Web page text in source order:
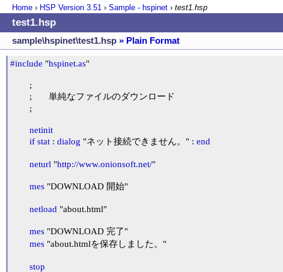
Home › HSP Version 3.51 › Sample - hspinet › test1.hsp
test1.hsp
sample\hspinet\test1.hsp » Plain Format
#include "hspinet.as"
netinit
if stat : dialog "ネット接続できません。" : end
neturl "http://www.onionsoft.net/"
mes "DOWNLOAD 開始"
netload "about.html"
mes "DOWNLOAD 完了"
mes "about.htmlを保存しました。"
stop